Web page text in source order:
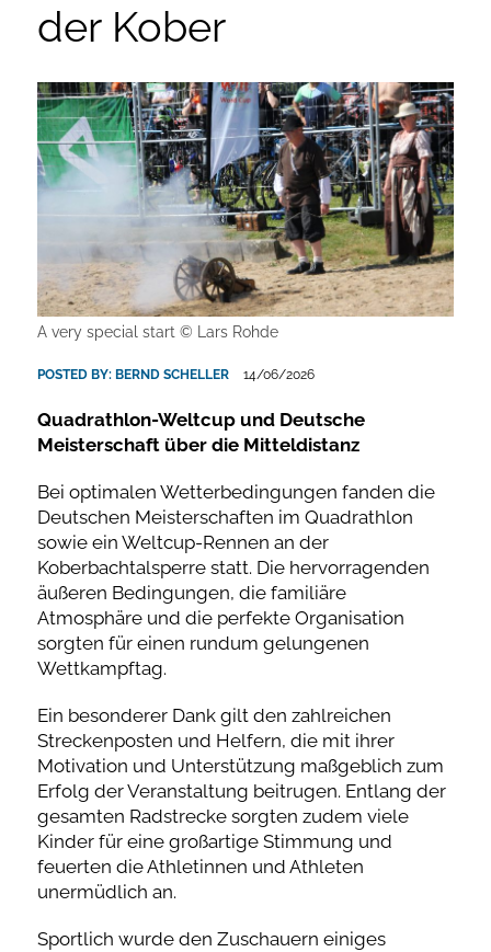
der Kober
A very special start © Lars Rohde
POSTED BY: BERND SCHELLER 14/06/2026
Quadrathlon-Weltcup und Deutsche
Meisterschaft über die Mitteldistanz
Bei optimalen Wetterbedingungen fanden die
Deutschen Meisterschaften im Quadrathlon
sowie ein Weltcup-Rennen an der
Koberbachtalsperre statt. Die hervorragenden
äußeren Bedingungen, die familiäre
Atmosphäre und die perfekte Organisation
sorgten für einen rundum gelungenen
Wettkampftag.
Ein besonderer Dank gilt den zahlreichen
Streckenposten und Helfern, die mit ihrer
Motivation und Unterstützung maßgeblich zum
Erfolg der Veranstaltung beitrugen. Entlang der
gesamten Radstrecke sorgten zudem viele
Kinder für eine großartige Stimmung und
feuerten die Athletinnen und Athleten
unermüdlich an.
Sportlich wurde den Zuschauern einiges